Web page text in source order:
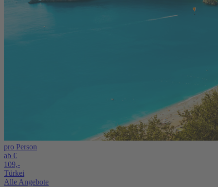
pro Person
ab €
109,-
Türkei
Alle Angebote